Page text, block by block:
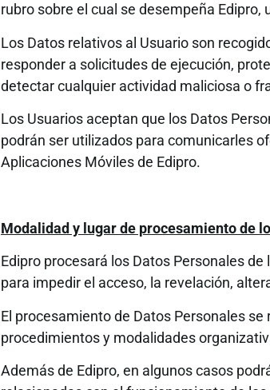
rubro sobre el cual se desempeña
Los Datos relativos al Usuario son
responder a solicitudes de ejecución,
detectar cualquier actividad maliciosa o
Los Usuarios aceptan que los Datos
podrán ser utilizados para comunicarles
Aplicaciones Móviles de Edipro.
Modalidad y lugar de procesamiento de
Edipro procesará los Datos Personales
para impedir el acceso, la revelación,
El procesamiento de Datos Personales
procedimientos y modalidades
Además de Edipro, en algunos casos